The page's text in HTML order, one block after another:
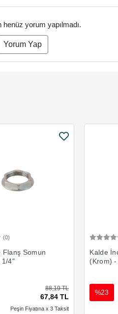
henüz yorum yapılmadı.
Yorum Yap
(0)
Flanş Somun
1/4"
88,19 TL
67,84 TL
Peşin Fiyatına x 3 Taksit
Kalde
(Krom)
%23